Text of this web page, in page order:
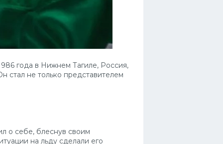
года в Нижнем Тагиле, Россия,
стал не только представителем
о себе, блеснув своим
на льду сделали его